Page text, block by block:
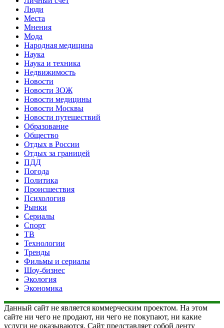
Люди
Места
Мнения
Мода
Народная медицина
Наука
Наука и техника
Недвижимость
Новости
Новости ЗОЖ
Новости медицины
Новости Москвы
Новости путешествий
Образование
Общество
Отдых в России
Отдых за границей
ПДД
Погода
Политика
Происшествия
Психология
Рынки
Сериалы
Спорт
ТВ
Технологии
Тренды
Фильмы и сериалы
Шоу-бизнес
Экология
Экономика
Данный сайт не является коммерческим проектом. На этом
сайте ни чего не продают, ни чего не покупают, ни какие
услуги не оказываются. Сайт представляет собой ленту